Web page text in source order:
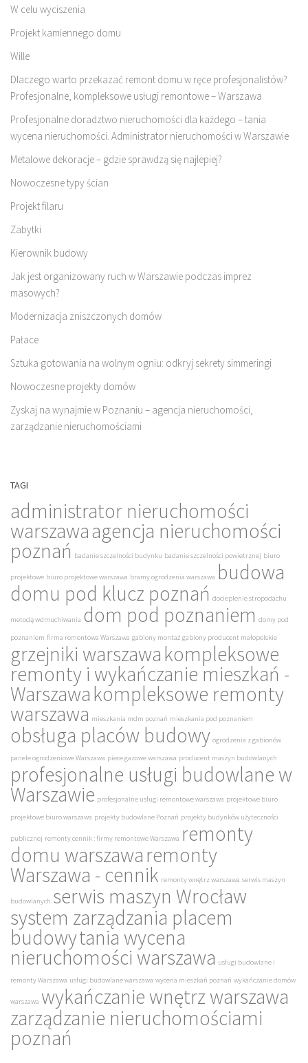
W celu wyciszenia
Projekt kamiennego domu
Wille
Dlaczego warto przekazać remont domu w ręce profesjonalistów?
Profesjonalne, kompleksowe usługi remontowe – Warszawa
Profesjonalne doradztwo nieruchomości dla każdego – tania
wycena nieruchomości. Administrator nieruchomości w Warszawie
Metalowe dekoracje – gdzie sprawdzą się najlepiej?
Nowoczesne typy ścian
Projekt filaru
Zabytki
Kierownik budowy
Jak jest organizowany ruch w Warszawie podczas imprez
masowych?
Modernizacja zniszczonych domów
Pałace
Sztuka gotowania na wolnym ogniu: odkryj sekrety simmeringi
Nowoczesne projekty domów
Zyskaj na wynajmie w Poznaniu – agencja nieruchomości,
zarządzanie nieruchomościami
TAGI
administrator nieruchomości
warszawaagencja nieruchomości
poznań badanie szczelności budynku badanie szczelności powietrznej biuro
projektowe biuro projektowe warszawa bramy ogrodzenia warszawa budowa
domu pod klucz poznań docieplenie stropodachu
metodą wdmuchiwania dom pod poznaniem domy pod
poznaniem firma remontowa Warszawa gabiony montaż gabiony producent małopolskie
grzejniki warszawakompleksowe
remonty i wykańczanie mieszkań -
Warszawakompleksowe remonty
warszawa mieszkania mdm poznań mieszkania pod poznaniem
obsługa placów budowy ogrodzenia z gabionów
panele ogrodzeniowe Warszawa piece gazowe warszawa producent maszyn budowlanych
profesjonalne usługi budowlane w
Warszawie profesjonalne usługi remontowe warszawa projektowe biuro
projektowe biuro warszawa projekty budowlane Poznań projekty budynków użyteczności
publicznej remonty cennik : firmy remontowe Warszawa remonty
domu warszawaremonty
Warszawa - cennik remonty wnętrz warszawa serwis maszyn
budowlanych serwis maszyn Wrocław
system zarządzania placem
budowytania wycena
nieruchomości warszawa usługi budowlane i
remonty Warszawa usługi budowlane warszawa wycena mieszkań poznań wykańczanie domów
warszawa wykańczanie wnętrz warszawa
zarządzanie nieruchomościami
poznań